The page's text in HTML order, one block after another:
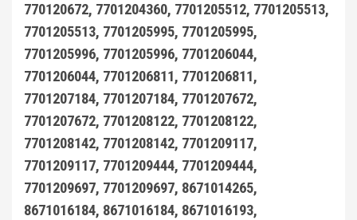
770120672, 7701204360, 7701205512, 7701205513,
7701205513, 7701205995, 7701205995,
7701205996, 7701205996, 7701206044,
7701206044, 7701206811, 7701206811,
7701207184, 7701207184, 7701207672,
7701207672, 7701208122, 7701208122,
7701208142, 7701208142, 7701209117,
7701209117, 7701209444, 7701209444,
7701209697, 7701209697, 8671014265,
8671016184, 8671016184, 8671016193,